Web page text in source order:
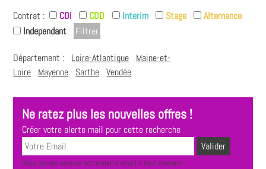
Contrat : CDI CDD Interim Stage
Alternance
Independant
Département : Loire-Atlantique
Maine-et-
Loire
Mayenne Sarthe Vendée
Ne ratez plus les nouvelles offres !
Créer votre alerte mail pour cette recherche
Vous pouvez annuler votre alerte email à tout moment.